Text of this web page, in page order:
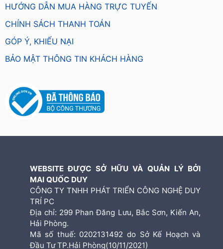
HƯỚNG DẪN MUA HÀNG TRỰC TUYẾN
CHÍNH SÁCH THANH TOÁN
GÓP Ý, KHIẾU NẠI
BẢO MẬT THÔNG TIN KHÁCH HÀNG
WEBSITE ĐƯỢC SỞ HỮU VÀ QUẢN LÝ BỞI
MAI QUỐC DUY
CÔNG TY TNHH PHÁT TRIỂN CÔNG NGHỆ DUY
TRÍ PC
Địa chỉ: 299 Phan Đăng Lưu, Bắc Sơn, Kiến An,
Hải Phòng.
Mã số thuế: 0202131492 do Sở Kế Hoạch và
Đầu Tư TP.Hải Phòng(10/11/2021)